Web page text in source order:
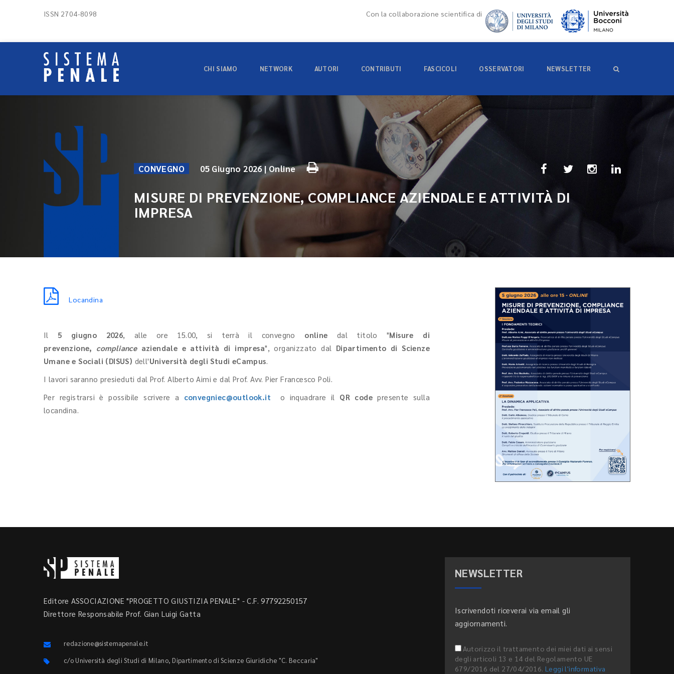
ISSN 2704-8098 Con la collaborazione scientifica di
CHI SIAMO NETWORK AUTORI CONTRIBUTI FASCICOLI OSSERVATORI NEWSLETTER
CONVEGNO 05 Giugno 2026 | Online
MISURE DI PREVENZIONE, COMPLIANCE AZIENDALE E ATTIVITÀ DI
IMPRESA
Locandina
Il 5 giugno 2026, alle ore 15.00, si terrà il convegno online dal titolo "Misure di
prevenzione, complianceaziendale e attività di impresa", organizzato dal Dipartimento di Scienze
Umane e Sociali (DISUS) dell'Università degli Studi eCampus.
I lavori saranno presieduti dal Prof. Alberto Aimi e dal Prof. Avv. Pier Francesco Poli.
Per registrarsi è possibile scrivere a convegniec@outlook.it o inquadrare il QR codepresente sulla
locandina.
Editore ASSOCIAZIONE "PROGETTO GIUSTIZIA PENALE" - C.F. 97792250157
Direttore Responsabile Prof. Gian Luigi Gatta
redazione@sistemapenale.it
c/o Università degli Studi di Milano, Dipartimento di Scienze Giuridiche "C. Beccaria"
NEWSLETTER
Iscrivendoti riceverai via email gli
aggiornamenti.
Autorizzo il trattamento dei miei dati ai sensi
degli articoli 13 e 14 del Regolamento UE
679/2016 del 27/04/2016. Leggi l'informativa